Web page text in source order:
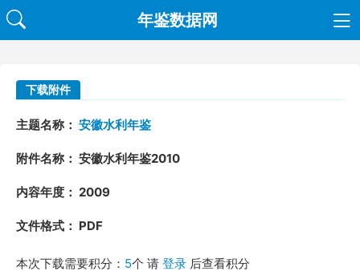
年鉴数据网
下载附件
主题名称： 安徽水利年鉴
附件名称： 安徽水利年鉴2010
内容年度： 2009
文件格式： PDF
本次下载需要积分： 5个 请 登录 后查看积分